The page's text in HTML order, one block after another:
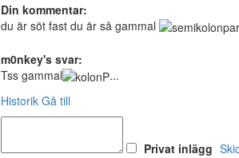
Din kommentar:
du är söt fast du är så gammal
m0nkey's svar:
Tss gammal
...
Historik Gå till
Privat inlägg